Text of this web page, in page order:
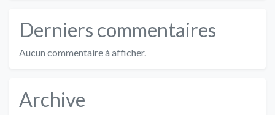
Derniers commentaires
Aucun commentaire à afficher.
Archive